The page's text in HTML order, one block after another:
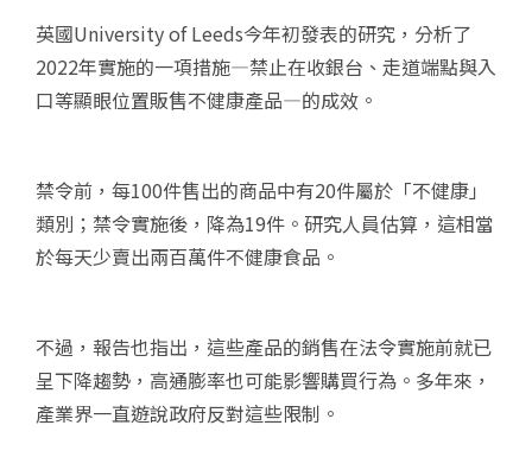
英國University of Leeds今年初發表的研究，分析了
2022年實施的一項措施—禁止在收銀台、走道端點與入
口等顯眼位置販售不健康產品—的成效。
禁令前，每100件售出的商品中有20件屬於「不健康」
類別；禁令實施後，降為19件。研究人員估算，這相當
於每天少賣出兩百萬件不健康食品。
不過，報告也指出，這些產品的銷售在法令實施前就已
呈下降趨勢，高通膨率也可能影響購買行為。多年來，
產業界一直遊說政府反對這些限制。